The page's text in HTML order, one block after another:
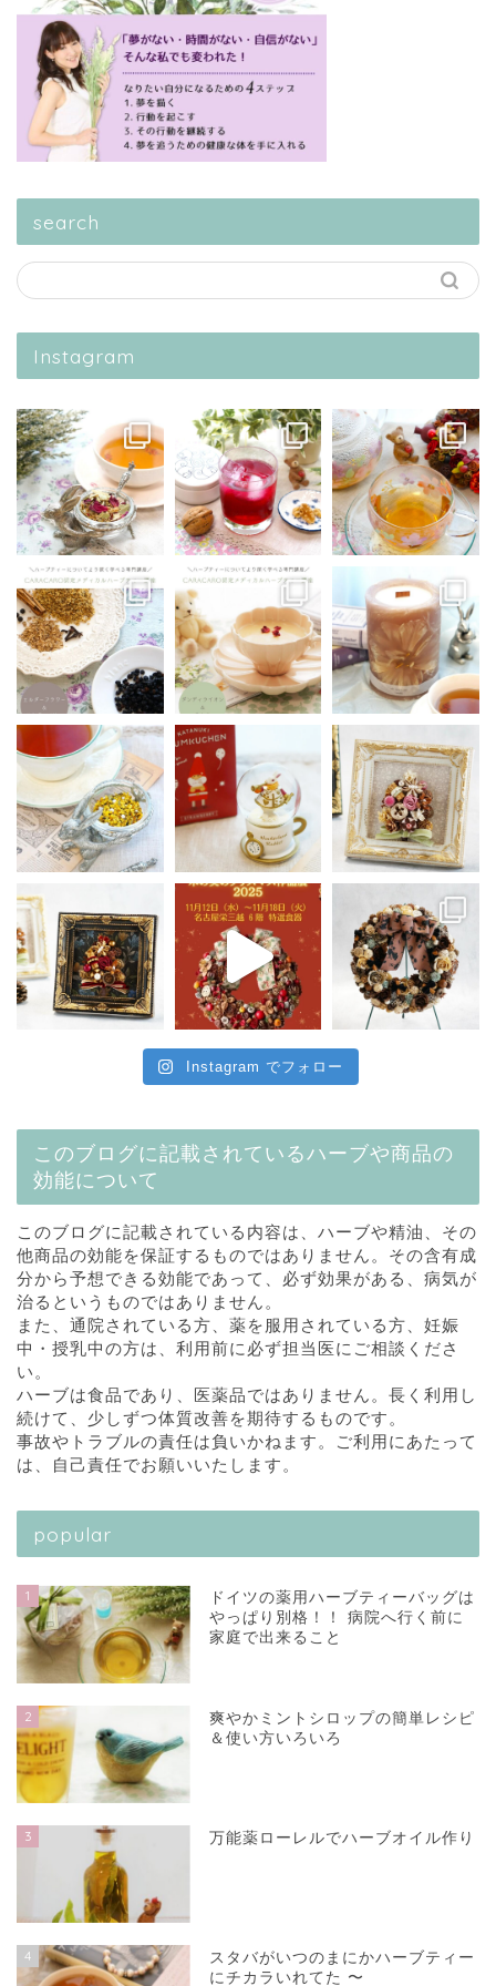
search
Instagram
Instagram でフォロー
このブログに記載されているハーブや商品の
効能について
このブログに記載されている内容は、ハーブや精油、その
他商品の効能を保証するものではありません。その含有成
分から予想できる効能であって、必ず効果がある、病気が
治るというものではありません。
また、通院されている方、薬を服用されている方、妊娠
中・授乳中の方は、利用前に必ず担当医にご相談くださ
い。
ハーブは食品であり、医薬品ではありません。長く利用し
続けて、少しずつ体質改善を期待するものです。
事故やトラブルの責任は負いかねます。ご利用にあたって
は、自己責任でお願いいたします。
popular
1
ドイツの薬用ハーブティーバッグは
やっぱり別格！！ 病院へ行く前に
家庭で出来ること
2
爽やかミントシロップの簡単レシピ
＆使い方いろいろ
3 万能薬ローレルでハーブオイル作り
4
スタバがいつのまにかハーブティー
にチカラいれてた 〜